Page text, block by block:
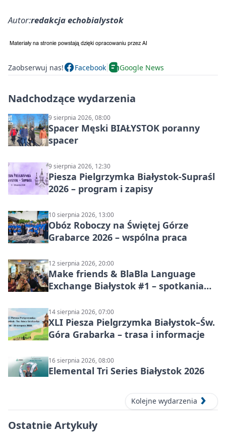
Autor:redakcja echobialystok
Zaobserwuj nas! Facebook Google News
Nadchodzące wydarzenia
9 sierpnia 2026, 08:00
Spacer Męski BIAŁYSTOK poranny
spacer
9 sierpnia 2026, 12:30
Piesza Pielgrzymka Białystok-Supraśl
2026 – program i zapisy
10 sierpnia 2026, 13:00
Obóz Roboczy na Świętej Górze
Grabarce 2026 – wspólna praca
12 sierpnia 2026, 20:00
Make friends & BlaBla Language
Exchange Białystok #1 – spotkania
14 sierpnia 2026, 07:00
XLI Piesza Pielgrzymka Białystok–Św.
Góra Grabarka – trasa i informacje
16 sierpnia 2026, 08:00
Elemental Tri Series Białystok 2026
Kolejne wydarzenia
Ostatnie Artykuły